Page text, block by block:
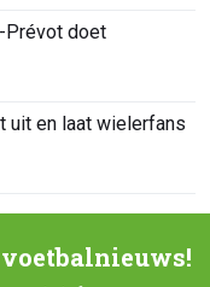
Prévot doet
uit en laat wielerfans